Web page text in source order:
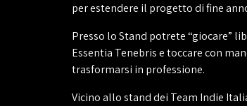
per estendere il progetto di fine
Presso lo Stand potrete “giocare”
Essentia Tenebris e toccare con
trasformarsi in professione.
Vicino allo stand dei Team Indie